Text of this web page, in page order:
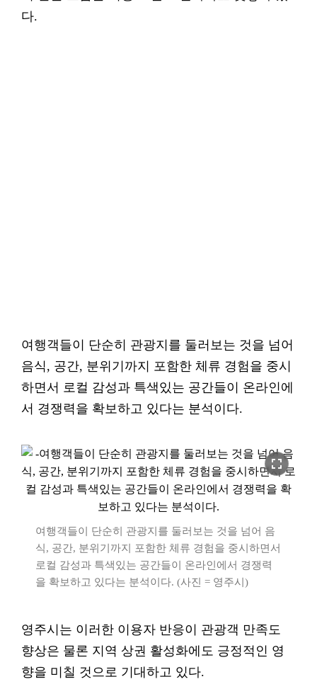
다.
여행객들이 단순히 관광지를 둘러보는 것을 넘어
음식, 공간, 분위기까지 포함한 체류 경험을 중시
하면서 로컬 감성과 특색있는 공간들이 온라인에
서 경쟁력을 확보하고 있다는 분석이다.
fullscreen
여행객들이 단순히 관광지를 둘러보는 것을 넘어 음
식, 공간, 분위기까지 포함한 체류 경험을 중시하면서
로컬 감성과 특색있는 공간들이 온라인에서 경쟁력
을 확보하고 있다는 분석이다. (사진 = 영주시)
영주시는 이러한 이용자 반응이 관광객 만족도
향상은 물론 지역 상권 활성화에도 긍정적인 영
향을 미칠 것으로 기대하고 있다.